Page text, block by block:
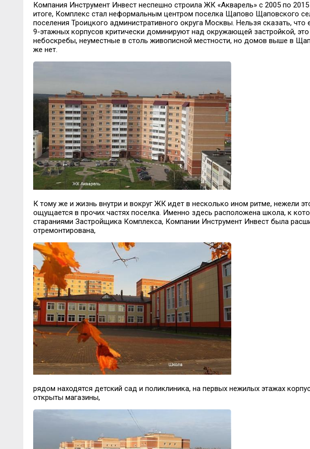
Компания Инструмент Инвест неспешно строила ЖК «Акварель» с 2005 по 2015
итоге, Комплекс стал неформальным центром поселка Щапово Щаповского
поселения Троицкого административного округа Москвы. Нельзя сказать, что
9-этажных корпусов критически доминируют над окружающей застройкой, это
небоскребы, неуместные в столь живописной местности, но домов выше в
же нет.
К тому же и жизнь внутри и вокруг ЖК идет в несколько ином ритме, нежели
ощущается в прочих частях поселка. Именно здесь расположена школа, к
стараниями Застройщика Комплекса, Компании Инструмент Инвест была
отремонтирована,
рядом находятся детский сад и поликлиника, на первых нежилых этажах
открыты магазины,